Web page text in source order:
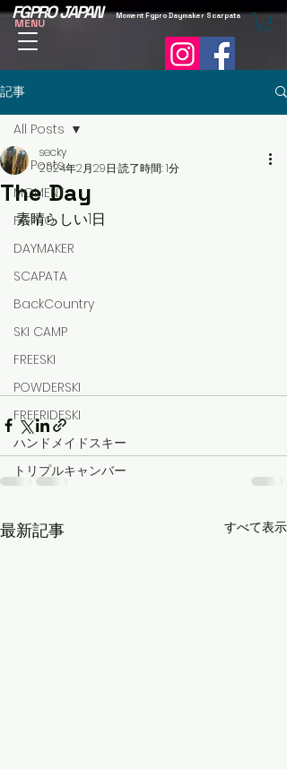
MENU
FGPRO JAPAN Moment Fgpro Daymaker Scarpata
記事
All Posts
MOMENT
FGPRO
DAYMAKER
SCAPATA
BackCountry
SKI CAMP
FREESKI
POWDERSKI
FREERIDESKI
ハンドメイドスキー
トリプルキャンバー
All Posts
The Day
secky
2024年2月29日 読了時間: 1分
素晴らしい1日
最新記事 すべて表示